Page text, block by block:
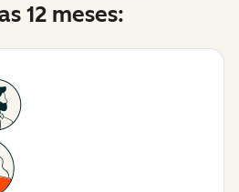
12 meses: